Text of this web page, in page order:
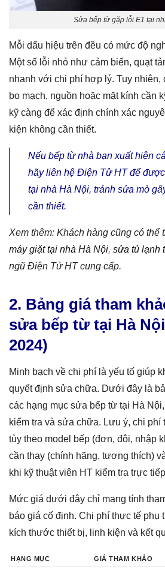
Sửa bếp từ gặp lỗi E1 tại
Mỗi dấu hiệu trên đều có mức độ
Một số lỗi nhỏ như cảm biến, quạt
nhanh với chi phí hợp lý. Tuy nhiên,
bo mạch, nguồn hoặc mặt kính cần
kỹ càng để xác định chính xác
kiện không cần thiết.
Nếu bếp từ nhà bạn xuất hiện
hãy liên hệ Điện Tử HT để
tại nhà Hà Nội, tránh sửa mò
cần thiết.
Xem thêm: Khách hàng cũng có thể
máy giặt tại nhà Hà Nội, sửa tủ lạnh
ngũ Điện Tử HT cung cấp.
2. Bảng giá tham
sửa bếp từ tại Hà
2024)
Minh bạch về chi phí là yếu tố giúp
quyết định sửa chữa. Dưới đây là
các hạng mục sửa bếp từ tại Hà
kiểm tra và sửa chữa. Lưu ý, chi phí
tùy theo model bếp (đơn, đôi, nhập
cần thay (chính hãng, tương thích)
khi kỹ thuật viên HT kiểm tra trực
Mức giá dưới đây chỉ mang tính
báo giá cố định. Chi phí thực tế phụ
kích thước thiết bị, linh kiện và kết
HẠNG MỤC GIÁ THAM KHẢO